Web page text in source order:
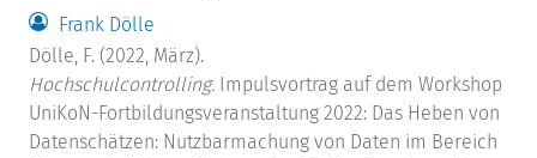
Frank Dölle
Dölle, F. (2022, März).
Hochschulcontrolling. Impulsvortrag auf dem Workshop
UniKoN-Fortbildungsveranstaltung 2022: Das Heben von
Datenschätzen: Nutzbarmachung von Daten im Bereich